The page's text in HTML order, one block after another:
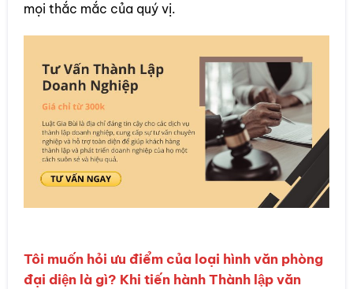
mọi thắc mắc của quý vị.
Tôi muốn hỏi ưu điểm của loại hình văn phòng
đại diện là gì? Khi tiến hành Thành lập văn